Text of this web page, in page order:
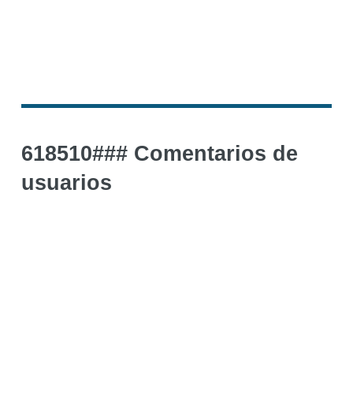
618510### Comentarios de
usuarios